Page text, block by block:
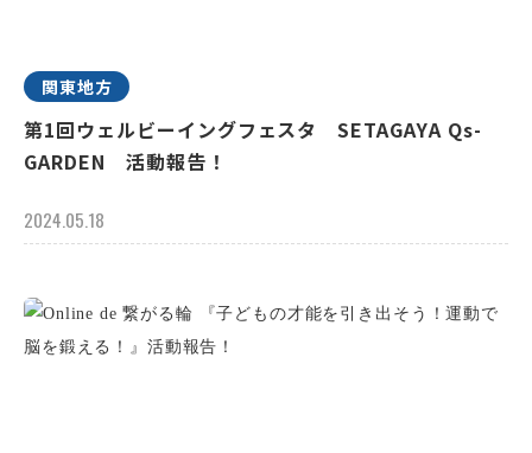
関東地方
第1回ウェルビーイングフェスタ SETAGAYA Qs-
GARDEN 活動報告！
2024.05.18